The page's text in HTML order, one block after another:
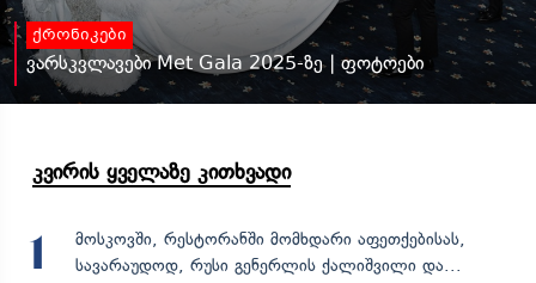
ქრონიკები
ვარსკვლავები Met Gala 2025-ზე | ფოტოები
კვირის ყველაზე კითხვადი
1
მოსკოვში, რესტორანში მომხდარი აფეთქებისას,
სავარაუდოდ, რუსი გენერლის ქალიშვილი და...